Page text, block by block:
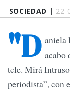
SOCIEDAD | 22-
"D aniela
acabo
tele. Mirá
periodista”, con